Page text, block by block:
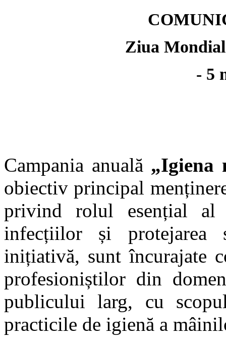
Ziua
- 5
Campania anuală „Igiena
obiectiv principal
privind rolul esențial al
infecțiilor și protejarea
inițiativă, sunt încurajate
profesioniștilor din
publicului larg, cu
practicile de igienă a